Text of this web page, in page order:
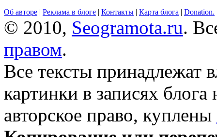
Об авторе | Реклама в блоге | Контакты | Карта блога | Donation.
© 2010, Seogramota.ru.
правом.
Все тексты принадлежат
картинки в записях
авторское право, куплены